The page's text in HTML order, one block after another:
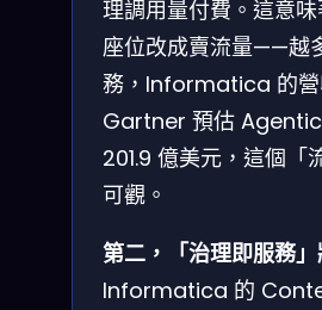
理調用量付費。這意
座位改成賣流量——越
務，Informatica 的營
Gartner 預估
201.9 億美元，這個「
可觀。
第二，「治理即服務
Informatica 的